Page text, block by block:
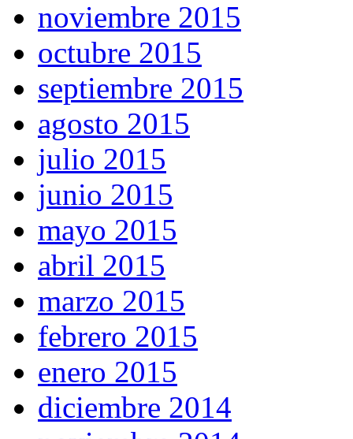
noviembre 2015
octubre 2015
septiembre 2015
agosto 2015
julio 2015
junio 2015
mayo 2015
abril 2015
marzo 2015
febrero 2015
enero 2015
diciembre 2014